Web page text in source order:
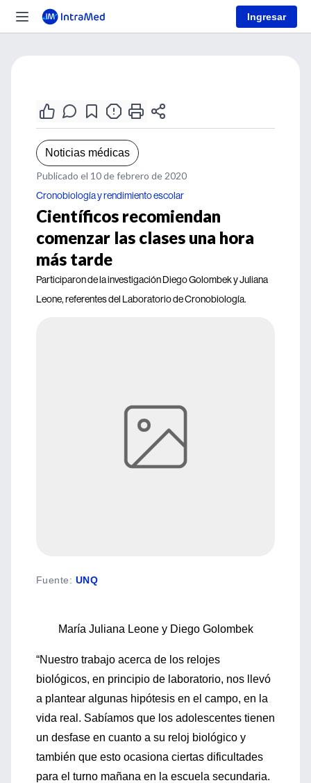
Ingresar
Noticias médicas
Publicado el 10 de febrero de 2020
Cronobiología y rendimiento escolar
Científicos recomiendan
comenzar las clases una hora
más tarde
Participaron de la investigación Diego Golombek y Juliana
Leone, referentes del Laboratorio de Cronobiología.
Fuente: UNQ
María Juliana Leone y Diego Golombek
“Nuestro trabajo acerca de los relojes
biológicos, en principio de laboratorio, nos llevó
a plantear algunas hipótesis en el campo, en la
vida real. Sabíamos que los adolescentes tienen
un desfase en cuanto a su reloj biológico y
también que esto ocasiona ciertas dificultades
para el turno mañana en la escuela secundaria.